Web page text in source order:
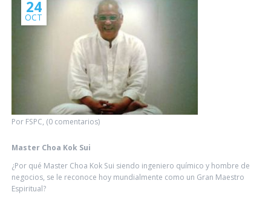
Por FSPC, (0 comentarios)
24
OCT
Master Choa Kok Sui
¿Por qué Master Choa Kok Sui siendo ingeniero químico y hombre de
negocios, se le reconoce hoy mundialmente como un Gran Maestro
Espiritual?